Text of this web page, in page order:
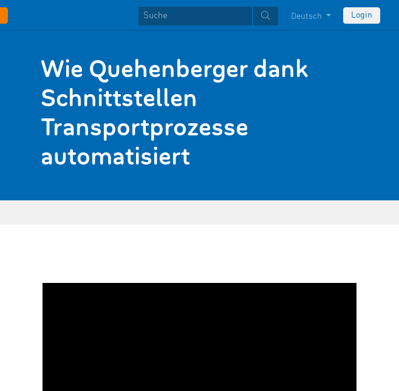
Deutsch Login
Wie Quehenberger dank
Schnittstellen
Transportprozesse
automatisiert